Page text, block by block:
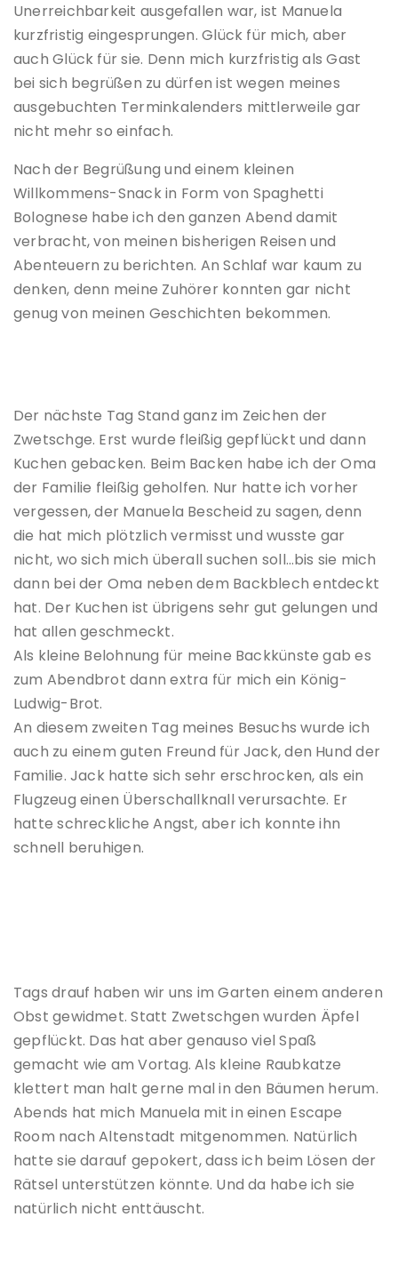
Unerreichbarkeit ausgefallen war, ist Manuela
kurzfristig eingesprungen. Glück für mich, aber
auch Glück für sie. Denn mich kurzfristig als Gast
bei sich begrüßen zu dürfen ist wegen meines
ausgebuchten Terminkalenders mittlerweile gar
nicht mehr so einfach.
Nach der Begrüßung und einem kleinen
Willkommens-Snack in Form von Spaghetti
Bolognese habe ich den ganzen Abend damit
verbracht, von meinen bisherigen Reisen und
Abenteuern zu berichten. An Schlaf war kaum zu
denken, denn meine Zuhörer konnten gar nicht
genug von meinen Geschichten bekommen.
Der nächste Tag Stand ganz im Zeichen der
Zwetschge. Erst wurde fleißig gepflückt und dann
Kuchen gebacken. Beim Backen habe ich der Oma
der Familie fleißig geholfen. Nur hatte ich vorher
vergessen, der Manuela Bescheid zu sagen, denn
die hat mich plötzlich vermisst und wusste gar
nicht, wo sich mich überall suchen soll…bis sie mich
dann bei der Oma neben dem Backblech entdeckt
hat. Der Kuchen ist übrigens sehr gut gelungen und
hat allen geschmeckt.
Als kleine Belohnung für meine Backkünste gab es
zum Abendbrot dann extra für mich ein König-
Ludwig-Brot.
An diesem zweiten Tag meines Besuchs wurde ich
auch zu einem guten Freund für Jack, den Hund der
Familie. Jack hatte sich sehr erschrocken, als ein
Flugzeug einen Überschallknall verursachte. Er
hatte schreckliche Angst, aber ich konnte ihn
schnell beruhigen.
Tags drauf haben wir uns im Garten einem anderen
Obst gewidmet. Statt Zwetschgen wurden Äpfel
gepflückt. Das hat aber genauso viel Spaß
gemacht wie am Vortag. Als kleine Raubkatze
klettert man halt gerne mal in den Bäumen herum.
Abends hat mich Manuela mit in einen Escape
Room nach Altenstadt mitgenommen. Natürlich
hatte sie darauf gepokert, dass ich beim Lösen der
Rätsel unterstützen könnte. Und da habe ich sie
natürlich nicht enttäuscht.